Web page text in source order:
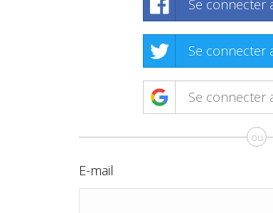
Se connecter
Se connecter
Se connecter
ou
E-mail